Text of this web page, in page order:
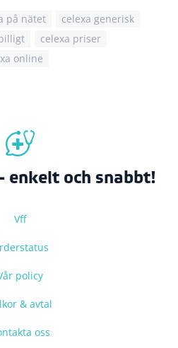
på nätet
celexa generisk
celexa priser
online
enkelt och snabbt!
Vff
policy
& avtal
oss